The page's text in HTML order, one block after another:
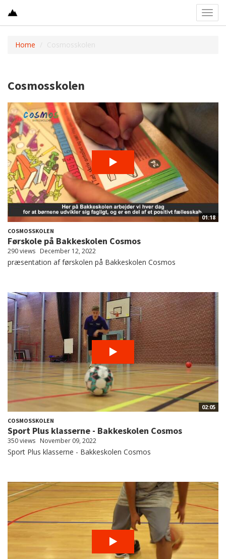
Home Cosmosskolen
Cosmosskolen
01:18
COSMOSSKOLEN
Førskole på Bakkeskolen Cosmos
290 views December 12, 2022
præsentation af førskolen på Bakkeskolen Cosmos
02:05
COSMOSSKOLEN
Sport Plus klasserne - Bakkeskolen Cosmos
350 views November 09, 2022
Sport Plus klasserne - Bakkeskolen Cosmos